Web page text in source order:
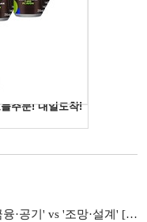
기' vs '조망·설계' [현장]